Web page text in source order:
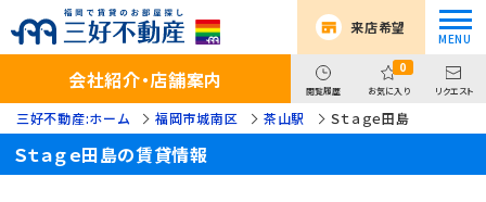
来店希望
会社紹介・店舗案内 閲覧履歴
0
お気に入り リクエスト
三好不動産:ホーム 福岡市城南区 茶山駅 Ｓｔａｇｅ田島
Ｓｔａｇｅ田島の賃貸情報